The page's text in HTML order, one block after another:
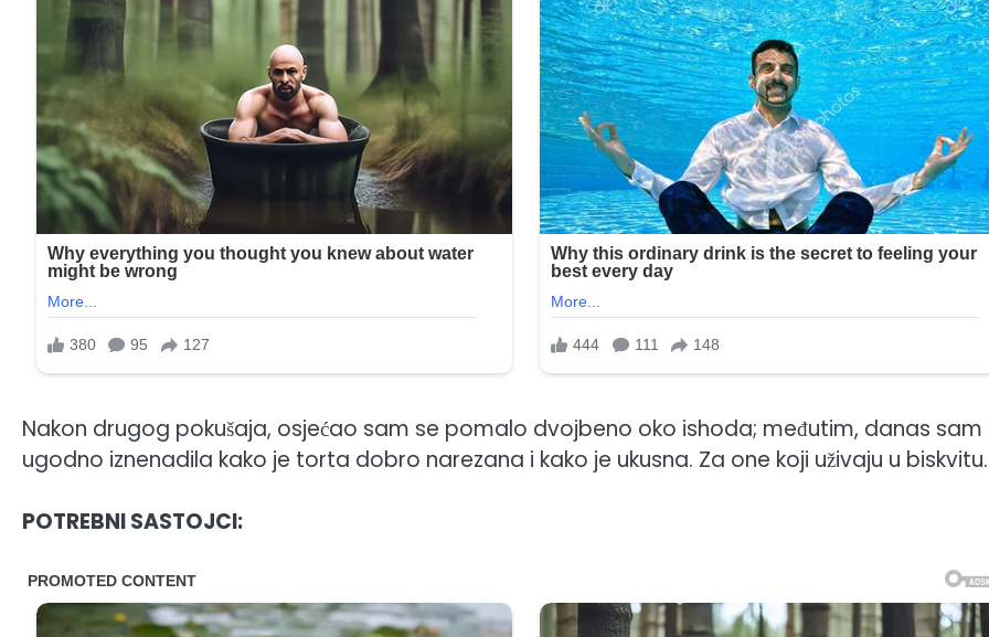
Nakon drugog pokušaja, osjećao sam se pomalo dvojbeno oko ishoda; međutim, danas sam
ugodno iznenadila kako je torta dobro narezana i kako je ukusna. Za one koji uživaju u
POTREBNI SASTOJCI: